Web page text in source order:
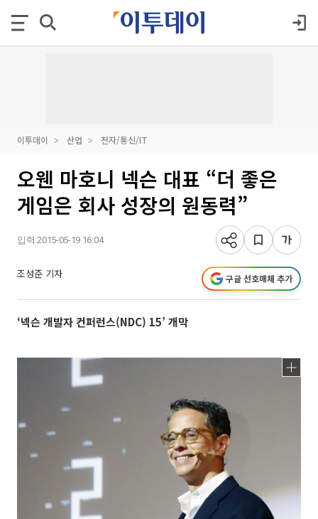
이투데이 산업 전자/통신/IT
오웬 마호니 넥슨 대표 “더 좋은
게임은 회사 성장의 원동력”
입력 2015-05-19 16:04
조성준 기자 구글 선호매체 추가
‘넥슨 개발자 컨퍼런스(NDC) 15’ 개막